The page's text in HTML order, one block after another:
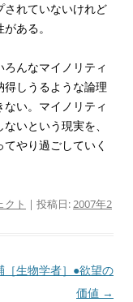
されていないけれど
ある。
んなマイノリティ
得しうるような論理
い。マイノリティ
いという現実を、
やり過ごしていく
クト | 投稿日:2007年2
［生物学者］●欲望の
価値 →